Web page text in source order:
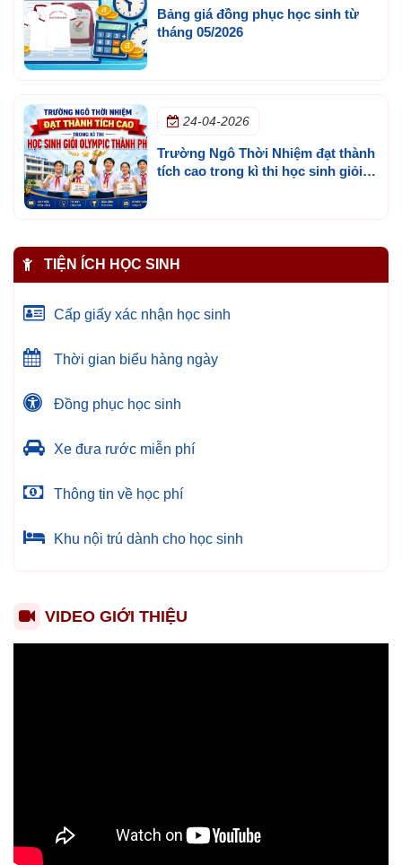
Bảng giá đồng phục học sinh từ
tháng 05/2026
24-04-2026
Trường Ngô Thời Nhiệm đạt thành
tích cao trong kì thi học sinh giỏi
TIỆN ÍCH HỌC SINH
Cấp giấy xác nhận học sinh
Thời gian biểu hàng ngày
Đồng phục học sinh
Xe đưa rước miễn phí
Thông tin về học phí
Khu nội trú dành cho học sinh
VIDEO GIỚI THIỆU